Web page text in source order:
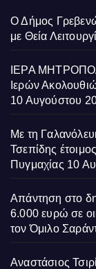
Ο Δήμος
με Θεία
ΙΕΡΑ
Ιερών
10 Αυγούστου
Με τη
Τσεπίδης
Πυγμαχίας 10
Απάντηση στο
6.000 ευρώ σε
τον Όμιλο
Αναστάσιος